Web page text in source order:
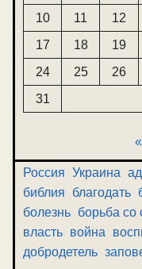
10
11 12
17
18 19
24
25 26
31
Россия Украина ад
библия
благодать
болезнь борьба со
власть война
добродетель